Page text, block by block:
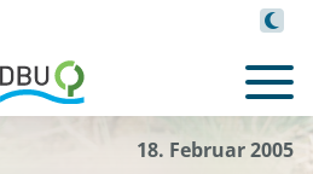
18. Februar 2005